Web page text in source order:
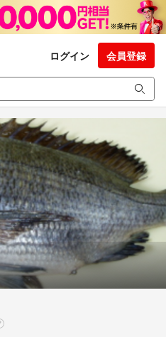
ログイン 会員登録